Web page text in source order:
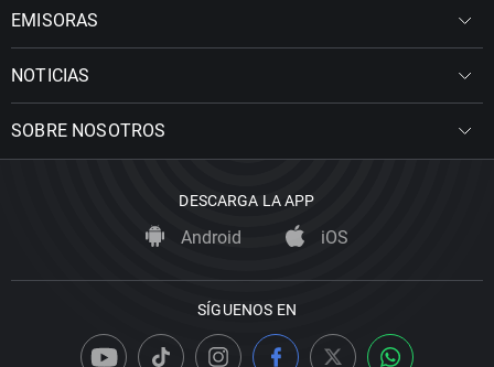
EMISORAS
NOTICIAS
SOBRE NOSOTROS
DESCARGA LA APP
Android iOS
SÍGUENOS EN